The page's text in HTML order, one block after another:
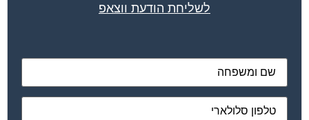
לשליחת הודעת ווצאפ